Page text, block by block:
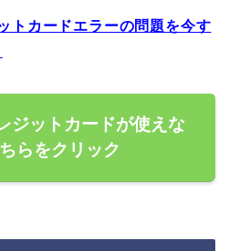
トカードエラーの問題を今す
ジットカードが使えな
らをクリック